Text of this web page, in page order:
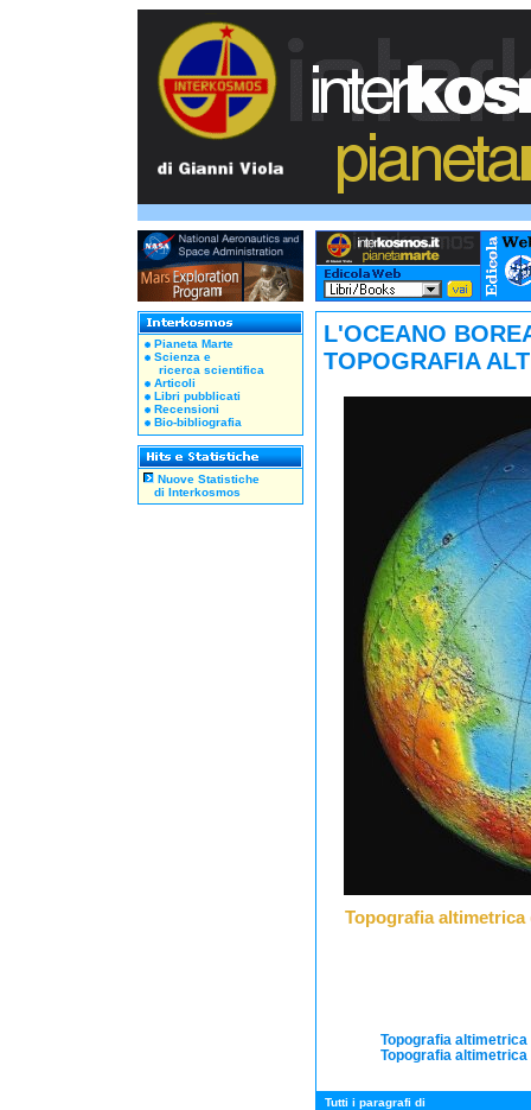
Pianeta Marte
Scienza e
ricerca scientifica
Articoli
Libri pubblicati
Recensioni
Bio-bibliografia
Nuove Statistiche
di Interkosmos
L'OCEANO
TOPOGRAFIA
Topografia
Topografia
Topografia
Tutti i paragrafi di